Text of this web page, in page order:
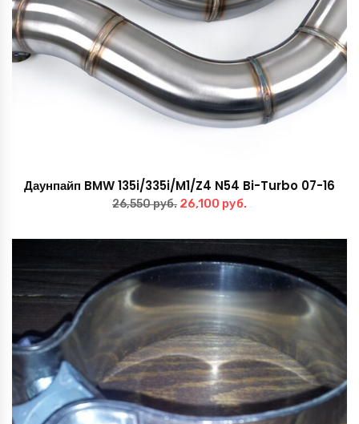
Даунпайп BMW 135i/335i/M1/Z4 N54 Bi-Turbo 07-16
26,550руб. Первоначальная
составляла
26,550 руб..
26,100 руб.
26,100 руб..